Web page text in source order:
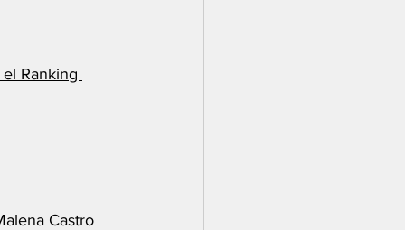
Ranking
Castro